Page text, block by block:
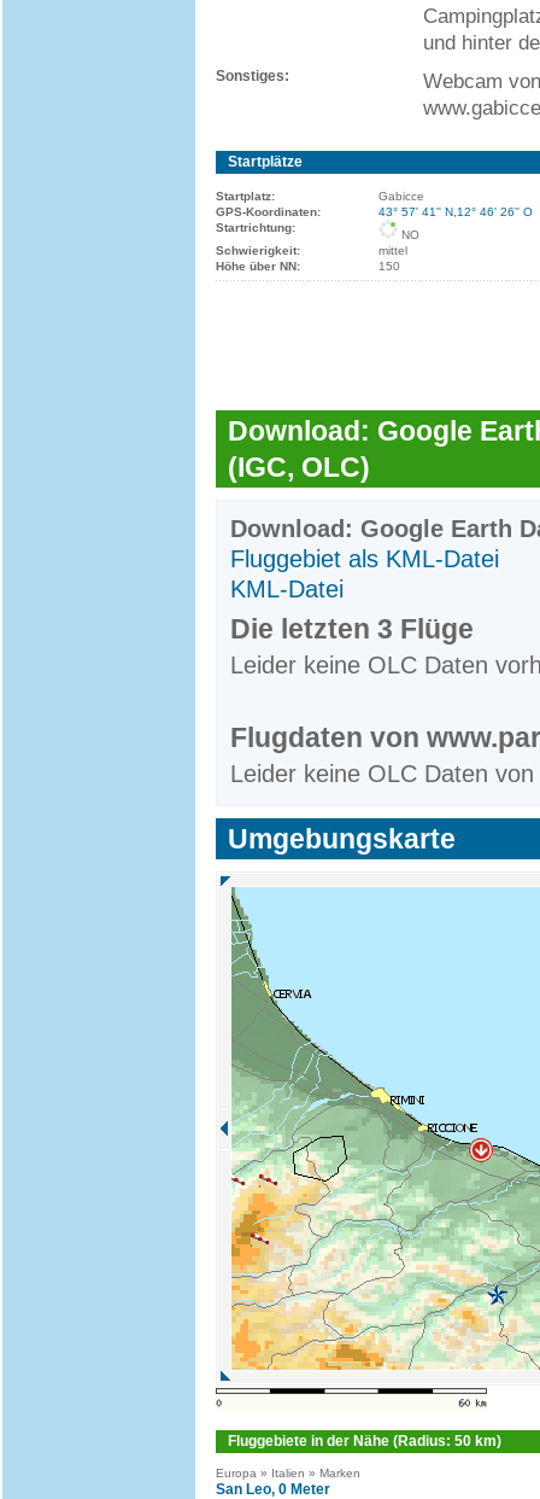
und hinter
Sonstiges:
Webcam
Startplätze
Startplatz:
Gabicce
GPS-Koordinaten:
43° 57' 41'' N,12° 46' 26'' O
Startrichtung:
NO
Schwierigkeit:
mittel
Höhe über NN:
150
Download: Google
(IGC, OLC)
Download: Google Earth
Fluggebiet als KML-Datei
KML-Datei
Die letzten 3 Flüge
Leider keine OLC Daten
Flugdaten von
Leider keine OLC Daten
Umgebungskarte
Fluggebiete in der Nähe (Radius: 50 km)
Europa » Italien » Marken
San Leo, 0 Meter